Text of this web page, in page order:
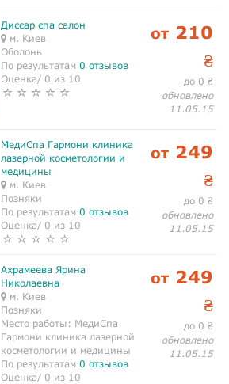
Диссар спа салон
м. Киев
Оболонь
По результатам 0 отзывов
Оценка/ 0 из 10
от 210
₴
до 0 ₴
обновлено
11.05.15
МедиСпа Гармони клиника
лазерной косметологии и
медицины
м. Киев
Позняки
По результатам 0 отзывов
Оценка/ 0 из 10
от 249
₴
до 0 ₴
обновлено
11.05.15
Ахрамеева Ярина
Николаевна
м. Киев
Позняки
Место работы: МедиСпа
Гармони клиника лазерной
косметологии и медицины
По результатам 0 отзывов
Оценка/ 0 из 10
от 249
₴
до 0 ₴
обновлено
11.05.15